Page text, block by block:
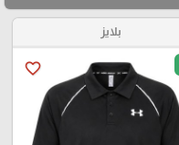
بلايز
favorite_border